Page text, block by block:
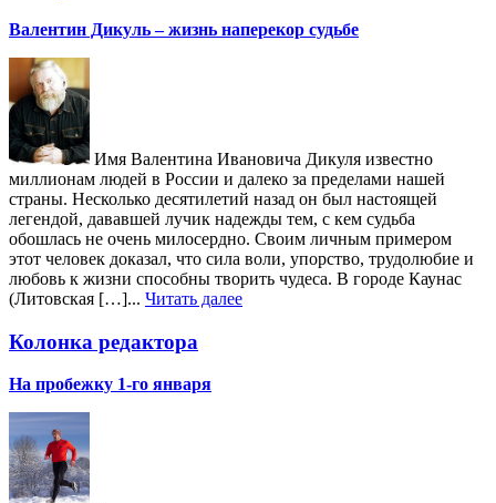
Валентин Дикуль – жизнь наперекор судьбе
Имя Валентина Ивановича Дикуля известно
миллионам людей в России и далеко за пределами нашей
страны. Несколько десятилетий назад он был настоящей
легендой, дававшей лучик надежды тем, с кем судьба
обошлась не очень милосердно. Своим личным примером
этот человек доказал, что сила воли, упорство, трудолюбие и
любовь к жизни способны творить чудеса. В городе Каунас
(Литовская […]... Читать далее
Колонка редактора
На пробежку 1-го января